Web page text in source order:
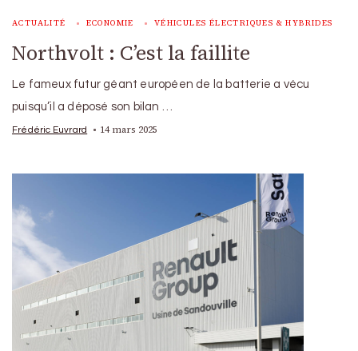
ACTUALITÉ ECONOMIE VÉHICULES ÉLECTRIQUES & HYBRIDES
Northvolt : C’est la faillite
Le fameux futur géant européen de la batterie a vécu
puisqu’il a déposé son bilan …
Frédéric Euvrard 14 mars 2025